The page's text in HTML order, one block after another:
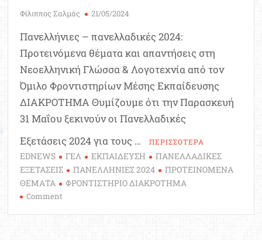
Φίλιππος Σαλμάς 21/05/2024
Πανελλήνιες – πανελλαδικές 2024:
Προτεινόμενα θέματα και απαντήσεις στη
Νεοελληνική Γλώσσα & Λογοτεχνία από τον
Όμιλο Φροντιστηρίων Μέσης Εκπαίδευσης
ΔΙΑΚΡΟΤΗΜΑ Θυμίζουμε ότι την Παρασκευή
31 Μαΐου ξεκινούν οι Πανελλαδικές
Εξετάσεις 2024 για τους …
ΠΕΡΙΣΣΟΤΕΡΑ
EDNEWS ΓΕΛ ΕΚΠΑΙΔΕΥΣΗ
ΠΑΝΕΛΛΑΔΙΚΕΣ
ΕΞΕΤΑΣΕΙΣ
ΠΑΝΕΛΛΗΝΙΕΣ 2024
ΠΡΟΤΕΙΝΟΜΕΝΑ
ΘΕΜΑΤΑ
ΦΡΟΝΤΙΣΤΗΡΙΟ ΔΙΑΚΡΟΤΗΜΑ
Comment